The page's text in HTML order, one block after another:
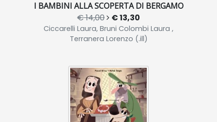
I BAMBINI ALLA SCOPERTA DI BERGAMO
€ 14,00 € 13,30
Ciccarelli Laura, Bruni Colombi Laura ,
Terranera Lorenzo (.ill)